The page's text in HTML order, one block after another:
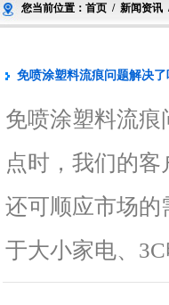
您当前位置： 首页 / 新闻资讯
免喷涂塑料流痕问题解决了
免喷涂塑料流
点时，我们的
还可顺应市场的
于大小家电、